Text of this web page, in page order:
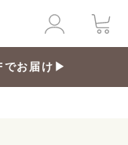
でお届け▶